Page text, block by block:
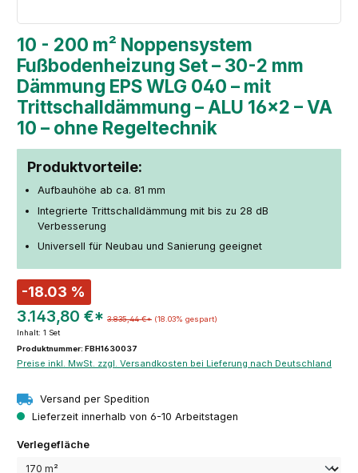
10 - 200 m² Noppensystem
Fußbodenheizung Set – 30-2 mm
Dämmung EPS WLG 040 – mit
Trittschalldämmung – ALU 16×2 – VA
10 – ohne Regeltechnik
Produktvorteile:
Aufbauhöhe ab ca. 81 mm
Integrierte Trittschalldämmung mit bis zu 28 dB
Verbesserung
Universell für Neubau und Sanierung geeignet
-18.03 %
3.143,80 €* 3.835,44 €* (18.03% gespart)
Inhalt: 1 Set
Produktnummer: FBH1630037
Preise inkl. MwSt. zzgl. Versandkosten bei Lieferung nach Deutschland
Versand per Spedition
Lieferzeit innerhalb von 6-10 Arbeitstagen
Verlegeflächeauswählen